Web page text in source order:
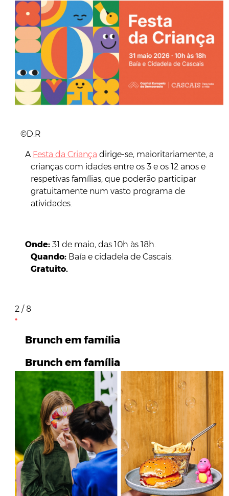
©D.R
A Festa da Criança dirige-se, maioritariamente, a
crianças com idades entre os 3 e os 12 anos e
respetivas famílias, que poderão participar
gratuitamente num vasto programa de
atividades.
Onde:31 de maio, das 10h às 18h.
Quando: Baía e cidadela de Cascais.
Gratuito.
2 / 8
Brunch em família
Brunch em família